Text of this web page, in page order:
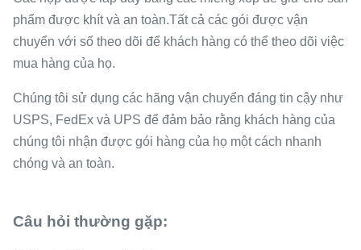
phẩm được khít và an toàn.Tất cả các gói được vận
chuyển với số theo dõi để khách hàng có thể theo dõi việc
mua hàng của họ.
Chúng tôi sử dụng các hãng vận chuyển đáng tin cậy như
USPS, FedEx và UPS để đảm bảo rằng khách hàng của
chúng tôi nhận được gói hàng của họ một cách nhanh
chóng và an toàn.
Câu hỏi thường gặp: